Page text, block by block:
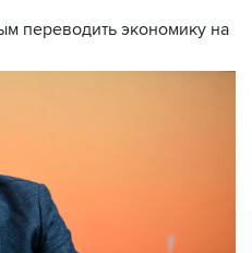
переводить экономику на